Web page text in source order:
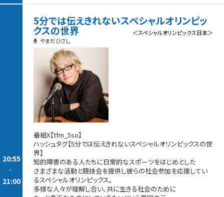
20:55
-
21:00
5分では伝えきれないスペシャルオリンピッ
クスの世界
＜スペシャルオリンピックス日本＞
やまだひさし
番組X【tfm_5so】
ハッシュタグ【5分では伝えきれないスペシャルオリンピックスの世
界】
知的障害のある人たちに日常的なスポーツをはじめとした
さまざまな活動と競技会を提供し彼らの社会参加を応援してい
るスペシャルオリンピックス。
多様な人々が理解し合い、共に生きる社会のために